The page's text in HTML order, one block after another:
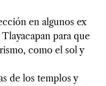
en algunos ex
para que
como el sol y
de los templos y